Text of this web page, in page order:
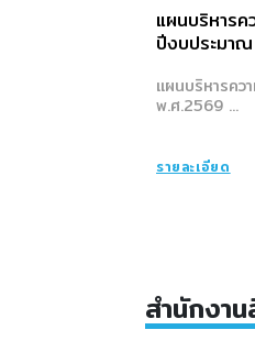
แผนบริหารค
ปีงบประมา
แผนบริหารคว
พ.ศ.2569 ...
รายละเอียด
สำนักงา